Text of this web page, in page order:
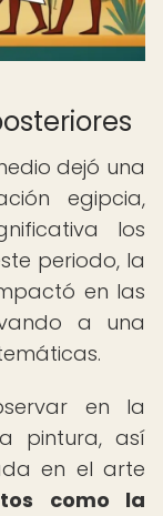
dejó una
egipcia,
los
periodo, la
en las
a una
en la
pintura, así
en el arte
como la